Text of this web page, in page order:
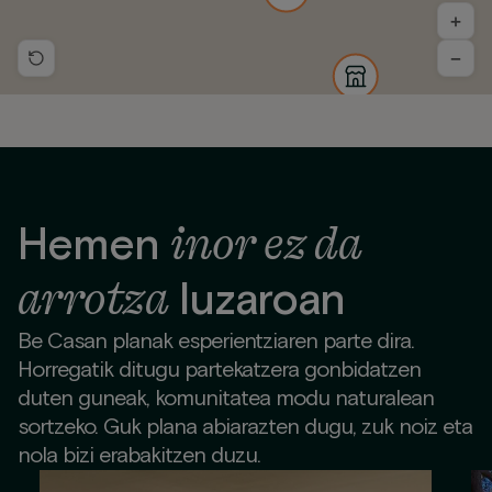
+
−
Hemen inor ez da
arrotzaluzaroan
Be Casan planak esperientziaren parte dira.
Horregatik ditugu partekatzera gonbidatzen
duten guneak, komunitatea modu naturalean
sortzeko. Guk plana abiarazten dugu, zuk noiz eta
nola bizi erabakitzen duzu.